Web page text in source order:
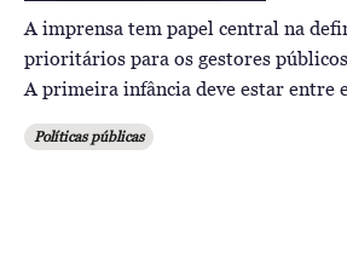
A imprensa tem papel central na
prioritários para os gestores
A primeira infância deve estar entre
Políticas públicas